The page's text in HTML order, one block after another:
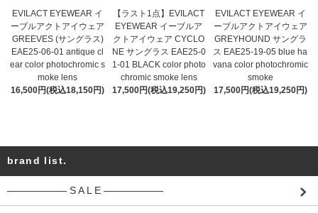
EVILACT EYEWEAR イ
ーブルアクトアイウェア
GREEVES (サングラス)
EAE25-06-01 antique cl
ear color photochromic s
moke lens
16,500円(税込18,150円)
【ラスト1点】EVILACT
EYEWEAR イーブルア
クトアイウェア CYCLO
NE サングラス EAE25-0
1-01 BLACK color photo
chromic smoke lens
17,500円(税込19,250円)
EVILACT EYEWEAR イ
ーブルアクトアイウェア
GREYHOUND サングラ
ス EAE25-19-05 blue ha
vana color photochromic
smoke
17,500円(税込19,250円)
brand list.
―――――― S A L E ――――――